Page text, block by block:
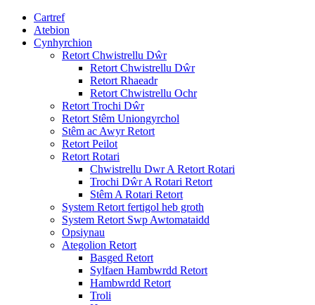
Cartref
Atebion
Cynhyrchion
Retort Chwistrellu Dŵr
Retort Chwistrellu Dŵr
Retort Rhaeadr
Retort Chwistrellu Ochr
Retort Trochi Dŵr
Retort Stêm Uniongyrchol
Stêm ac Awyr Retort
Retort Peilot
Retort Rotari
Chwistrellu Dwr A Retort Rotari
Trochi Dŵr A Rotari Retort
Stêm A Rotari Retort
System Retort fertigol heb groth
System Retort Swp Awtomataidd
Opsiynau
Ategolion Retort
Basged Retort
Sylfaen Hambwrdd Retort
Hambwrdd Retort
Troli